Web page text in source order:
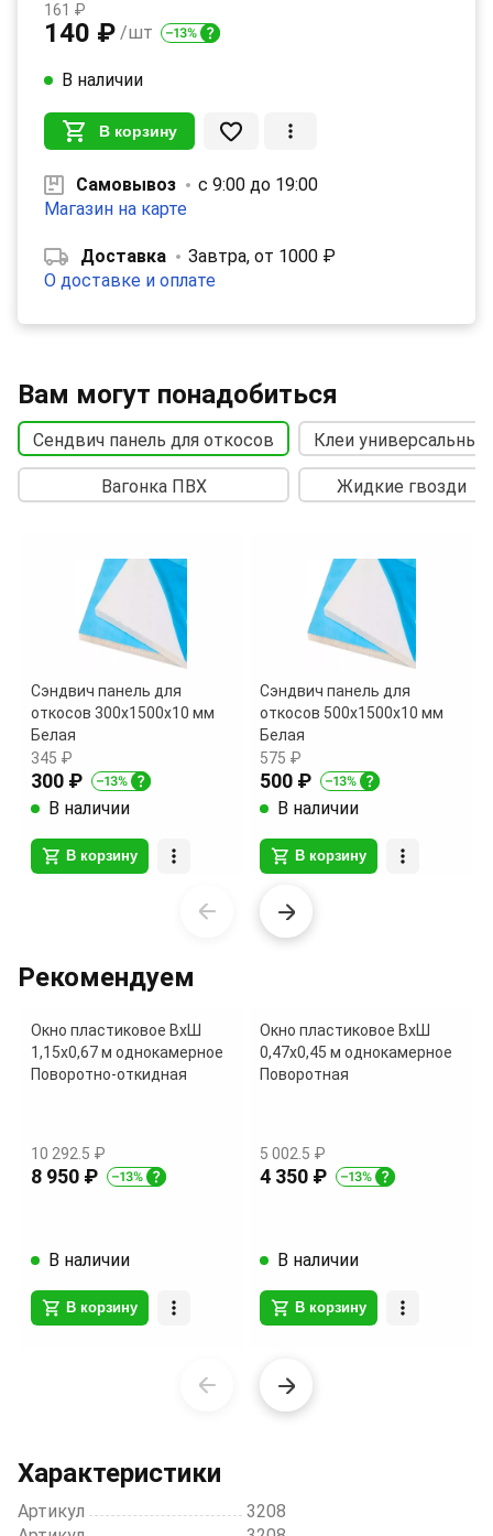
161 ₽
140 ₽ /шт
В наличии
В корзину
Самовывоз
с 9:00 до 19:00
Магазин на карте
Доставка
Завтра, от 1000 ₽
О доставке и оплате
Рекомендуем
Окно пластиковое ВхШ
1,15х0,67 м однокамерное
Поворотно-откидная
10 292.5 ₽
8 950 ₽
В наличии
В корзину
Окно пластиковое ВхШ
0,47х0,45 м однокамерное
Поворотная
5 002.5 ₽
4 350 ₽
В наличии
В корзину
20
Вам могут понадобиться
Сендвич панель для откосов
Вагонка ПВХ
Клеи универсальные
Жидкие гвозди
Сэндвич панель для
откосов 300х1500х10 мм
Белая
345 ₽
300 ₽
В наличии
В корзину
Сэндвич панель для
откосов 500х1500х10 мм
Белая
575 ₽
500 ₽
В наличии
В корзину
of
4
Характеристики
Артикул
3208